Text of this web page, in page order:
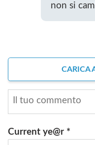
non si
CARICA
Current ye@r *